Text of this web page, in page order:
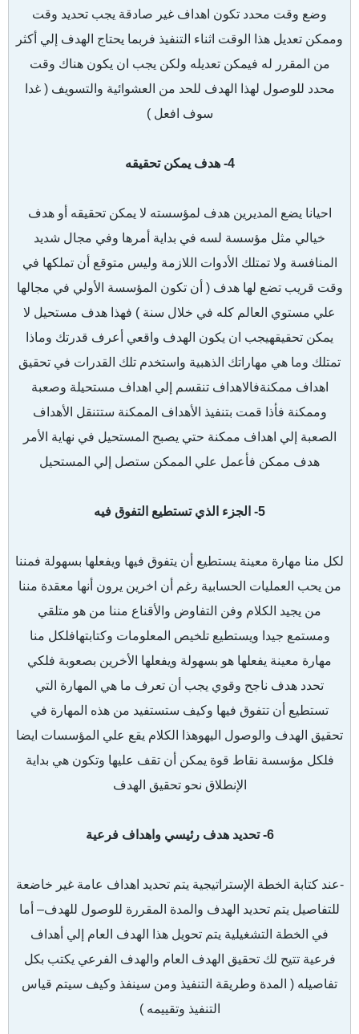
وضع وقت محدد تكون اهداف غير صادقة يجب تحديد وقت
وممكن تعديل هذا الوقت اثناء التنفيذ فربما يحتاج الهدف إلي أكثر
من المقرر له فيمكن تعديله ولكن يجب ان يكون هناك وقت
محدد للوصول لهذا الهدف للحد من العشوائية والتسويف ( غدا
سوف افعل )
4- هدف يمكن تحقيقه
احيانا يضع المديرين هدف لمؤسسته لا يمكن تحقيقه أو هدف
خيالي مثل مؤسسة لسه في بداية أمرها وفي مجال شديد
المنافسة ولا تمتلك الأدوات اللازمة وليس متوقع أن تملكها في
وقت قريب تضع لها هدف ( أن تكون المؤسسة الأولي في مجالها
علي مستوي العالم كله في خلال سنة ) فهذا هدف مستحيل لا
يمكن تحقيقهيجب ان يكون الهدف واقعي أعرف قدرتك وماذا
تمتلك وما هي مهاراتك الذهبية واستخدم تلك القدرات في تحقيق
اهداف ممكنةفالاهداف تنقسم إلي اهداف مستحيلة وصعبة
وممكنة فأذا قمت بتنفيذ الأهداف الممكنة ستتنقل الأهداف
الصعبة إلي اهداف ممكنة حتي يصبح المستحيل في نهاية الأمر
هدف ممكن فأعمل علي الممكن ستصل إلي المستحيل
5- الجزء الذي تستطيع التفوق فيه
لكل منا مهارة معينة يستطيع أن يتفوق فيها ويفعلها بسهولة فمننا
من يحب العمليات الحسابية رغم أن اخرين يرون أنها معقدة مننا
من يجيد الكلام وفن التفاوض والأقناع مننا من هو متلقي
ومستمع جيدا ويستطيع تلخيص المعلومات وكتابتهافلكل منا
مهارة معينة يفعلها هو بسهولة ويفعلها الأخرين بصعوبة فلكي
تحدد هدف ناجح وقوي يجب أن تعرف ما هي المهارة التي
تستطيع أن تتفوق فيها وكيف ستستفيد من هذه المهارة في
تحقيق الهدف والوصول اليهوهذا الكلام يقع علي المؤسسات ايضا
فلكل مؤسسة نقاط قوة يمكن أن تقف عليها وتكون هي بداية
الإنطلاق نحو تحقيق الهدف
6- تحديد هدف رئيسي واهداف فرعية
-عند كتابة الخطة الإستراتيجية يتم تحديد اهداف عامة غير خاضعة
للتفاصيل يتم تحديد الهدف والمدة المقررة للوصول للهدف– أما
في الخطة التشغيلية يتم تحويل هذا الهدف العام إلي أهداف
فرعية تتيح لك تحقيق الهدف العام والهدف الفرعي يكتب بكل
تفاصيله ( المدة وطريقة التنفيذ ومن سينفذ وكيف سيتم قياس
التنفيذ وتقييمه )